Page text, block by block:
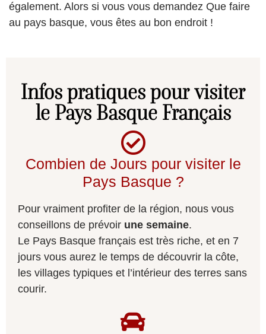
également. Alors si vous vous demandez Que faire
au pays basque, vous êtes au bon endroit !
Infos pratiques pour visiter
le Pays Basque Français
Combien de Jours pour visiter le
Pays Basque ?
Pour vraiment profiter de la région, nous vous
conseillons de prévoir une semaine.
Le Pays Basque français est très riche, et en 7
jours vous aurez le temps de découvrir la côte,
les villages typiques et l’intérieur des terres sans
courir.